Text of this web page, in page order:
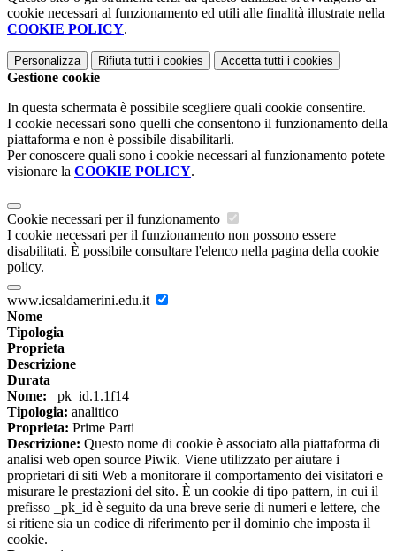
cookie necessari al funzionamento ed utili alle finalità illustrate nella
COOKIE POLICY.
Personalizza Rifiuta tutti i cookies Accetta tutti i cookies
Gestione cookie
In questa schermata è possibile scegliere quali cookie consentire.
I cookie necessari sono quelli che consentono il funzionamento della
piattaforma e non è possibile disabilitarli.
Per conoscere quali sono i cookie necessari al funzionamento potete
visionare la COOKIE POLICY.
Cookie necessari per il funzionamento
I cookie necessari per il funzionamento non possono essere
disabilitati. È possibile consultare l'elenco nella pagina della cookie
policy.
www.icsaldamerini.edu.it
Nome
Tipologia
Proprieta
Descrizione
Durata
Nome: _pk_id.1.1f14
Tipologia: analitico
Proprieta: Prime Parti
Descrizione: Questo nome di cookie è associato alla piattaforma di
analisi web open source Piwik. Viene utilizzato per aiutare i
proprietari di siti Web a monitorare il comportamento dei visitatori e
misurare le prestazioni del sito. È un cookie di tipo pattern, in cui il
prefisso _pk_id è seguito da una breve serie di numeri e lettere, che
si ritiene sia un codice di riferimento per il dominio che imposta il
cookie.